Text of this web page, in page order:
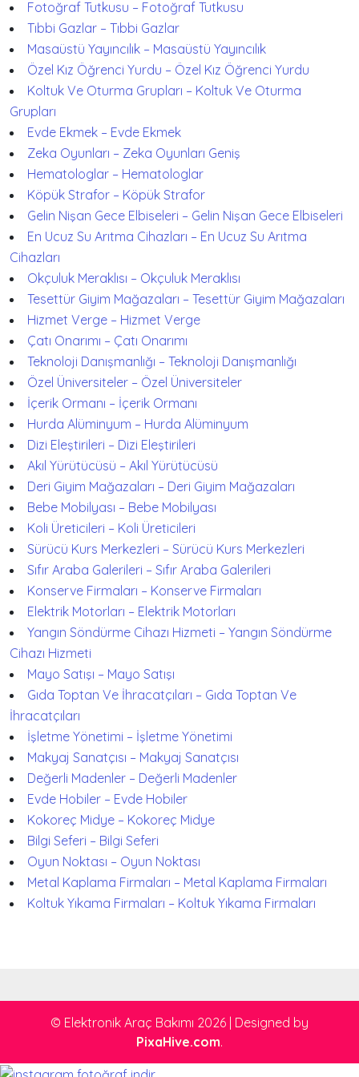
Fotoğraf Tutkusu – Fotoğraf Tutkusu
Tıbbi Gazlar – Tıbbi Gazlar
Masaüstü Yayıncılık – Masaüstü Yayıncılık
Özel Kız Öğrenci Yurdu – Özel Kız Öğrenci Yurdu
Koltuk Ve Oturma Grupları – Koltuk Ve Oturma
Grupları
Evde Ekmek – Evde Ekmek
Zeka Oyunları – Zeka Oyunları Geniş
Hematologlar – Hematologlar
Köpük Strafor – Köpük Strafor
Gelin Nişan Gece Elbiseleri – Gelin Nişan Gece Elbiseleri
En Ucuz Su Arıtma Cihazları – En Ucuz Su Arıtma
Cihazları
Okçuluk Meraklısı – Okçuluk Meraklısı
Tesettür Giyim Mağazaları – Tesettür Giyim Mağazaları
Hizmet Verge – Hizmet Verge
Çatı Onarımı – Çatı Onarımı
Teknoloji Danışmanlığı – Teknoloji Danışmanlığı
Özel Üniversiteler – Özel Üniversiteler
İçerik Ormanı – İçerik Ormanı
Hurda Alüminyum – Hurda Alüminyum
Dizi Eleştirileri – Dizi Eleştirileri
Akıl Yürütücüsü – Akıl Yürütücüsü
Deri Giyim Mağazaları – Deri Giyim Mağazaları
Bebe Mobilyası – Bebe Mobilyası
Koli Üreticileri – Koli Üreticileri
Sürücü Kurs Merkezleri – Sürücü Kurs Merkezleri
Sıfır Araba Galerileri – Sıfır Araba Galerileri
Konserve Firmaları – Konserve Firmaları
Elektrik Motorları – Elektrik Motorları
Yangın Söndürme Cihazı Hizmeti – Yangın Söndürme
Cihazı Hizmeti
Mayo Satışı – Mayo Satışı
Gıda Toptan Ve İhracatçıları – Gıda Toptan Ve
İhracatçıları
İşletme Yönetimi – İşletme Yönetimi
Makyaj Sanatçısı – Makyaj Sanatçısı
Değerli Madenler – Değerli Madenler
Evde Hobiler – Evde Hobiler
Kokoreç Midye – Kokoreç Midye
Bilgi Seferi – Bilgi Seferi
Oyun Noktası – Oyun Noktası
Metal Kaplama Firmaları – Metal Kaplama Firmaları
Koltuk Yıkama Firmaları – Koltuk Yıkama Firmaları
© Elektronik Araç Bakımı 2026 Designed by
PixaHive.com.